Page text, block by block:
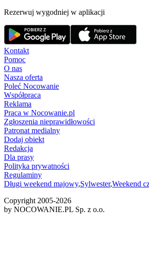
Rezerwuj wygodniej w aplikacji
Kontakt
Pomoc
O nas
Nasza oferta
Poleć Nocowanie
Współpraca
Reklama
Praca w Nocowanie.pl
Zgłoszenia nieprawidłowości
Patronat medialny
Dodaj obiekt
Redakcja
Dla prasy
Polityka prywatności
Regulaminy
Długi weekend majowy,Sylwester,Weekend
Copyright 2005-2026
by NOCOWANIE.PL Sp. z o.o.